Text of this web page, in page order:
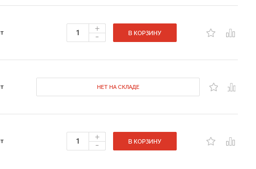
+
- В КОРЗИНУ
НЕТ НА СКЛАДЕ
+
- В КОРЗИНУ